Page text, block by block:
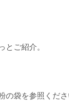
とご紹介。
の袋を参照くださ